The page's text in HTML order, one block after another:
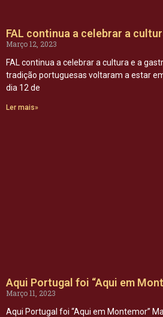
FAL continua a celebrar a
Março 12, 2023
FAL continua a celebrar a cultura e a
tradição portuguesas voltaram a estar
dia 12 de
Ler mais»
Aqui Portugal foi “Aqui em
Março 11, 2023
Aqui Portugal foi “Aqui em Montemor”